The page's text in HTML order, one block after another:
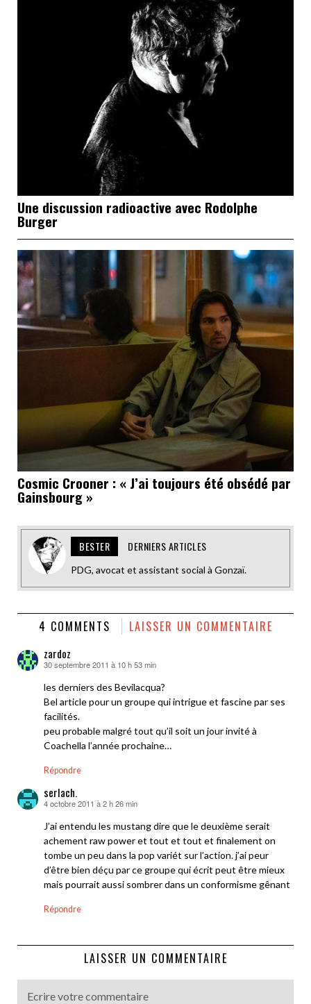
Une discussion radioactive avec Rodolphe
Burger
Cosmic Crooner : « J’ai toujours été obsédé par
Gainsbourg »
BESTER DERNIERS ARTICLES
PDG, avocat et assistant social à Gonzaï.
4 COMMENTS LAISSER UN COMMENTAIRE
zardoz
dit :
30 septembre 2011 à 10 h 53 min
les derniers des Bevilacqua?
Bel article pour un groupe qui intrigue et fascine par ses
facilités.
peu probable malgré tout qu’il soit un jour invité à
Coachella l’année prochaine…
Répondre
serlach.
dit :
4 octobre 2011 à 2 h 26 min
J’ai entendu les mustang dire que le deuxième serait
achement raw power et tout et tout et finalement on
tombe un peu dans la pop variét sur l’action. j’ai peur
d’être bien déçu par ce groupe qui écrit peut être mieux
mais pourrait aussi sombrer dans un conformisme gênant
Répondre
LAISSER UN COMMENTAIRE